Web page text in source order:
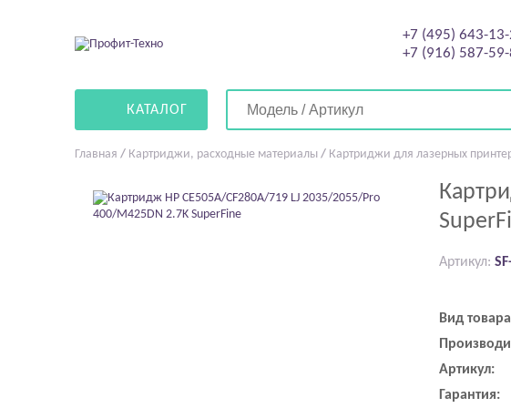
+7 (495) 643-
+7 (916) 587-
КАТАЛОГ
Главная / Картриджи, расходные материалы / Картриджи для лазерных
Артикул:
Вид
Артикул:
Гарантия: